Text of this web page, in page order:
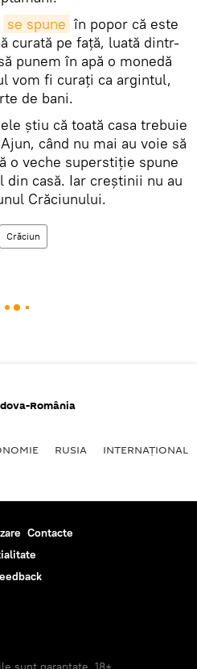
se spune în popor că este
curată pe față, luată dintr-
punem în apă o monedă
vom fi curaţi ca argintul,
de bani.
știu că toată casa trebuie
când nu mai au voie să
o veche superstiție spune
din casă. Iar creștinii nu au
Crăciunului.
Crăciun
România
RUSIA INTERNAŢIONAL
Contacte